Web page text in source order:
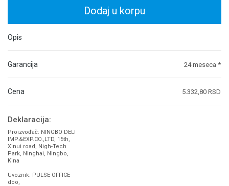
Dodaj u korpu
Opis
Garancija 24 meseca *
Cena 5.332,80 RSD
Deklaracija:
Proizvođač: NINGBO DELI
IMP.&EXP.CO.,LTD, 15th,
Xinui road, Nigh-Tech
Park, Ninghai, Ningbo,
Kina
Uvoznik: PULSE OFFICE
doo,